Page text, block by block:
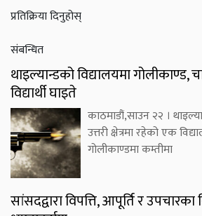
प्रतिक्रिया दिनुहोस्
संबन्धित
थाइल्यान्डको विद्यालयमा गोलीकाण्ड,
विद्यार्थी घाइते
काठमाडौं,साउन २२ ।
उत्तरी क्षेत्रमा रहेको एक
गोलीकाण्डमा कम्तीमा
सांसदद्वारा विपत्ति, आपूर्ति र